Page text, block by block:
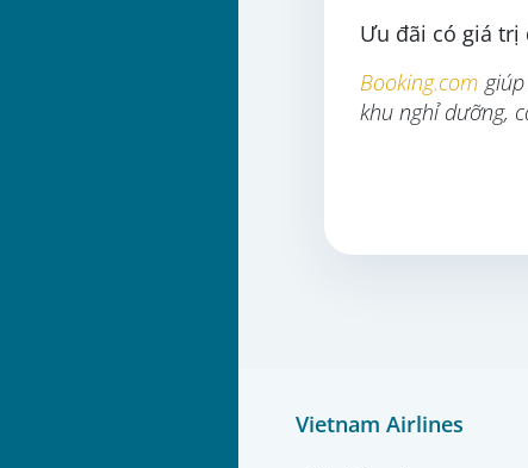
Ưu đãi có giá trị
Booking.com
khu nghỉ dưỡng,
Vietnam Airlines